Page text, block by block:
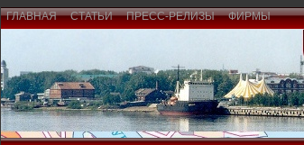
ГЛАВНАЯ СТАТЬИ ПРЕСС-РЕЛИЗЫ ФИРМЫ